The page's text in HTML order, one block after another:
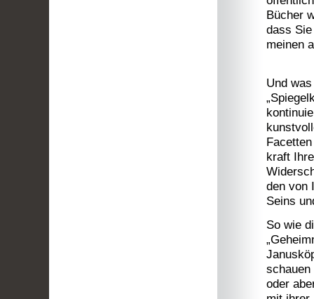
Bücher
dass
meinen
Und
kraft
den von
Seins
So wie
schauen
oder